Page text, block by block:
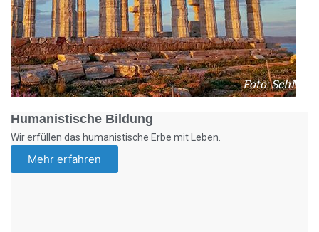
Foto: SchM
Humanistische Bildung
Wir erfüllen das humanistische Erbe mit Leben.
Mehr erfahren